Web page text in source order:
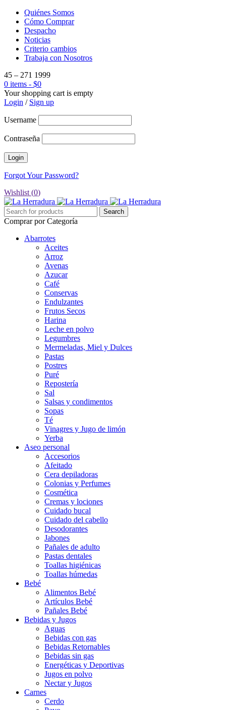
Quiénes Somos
Cómo Comprar
Despacho
Noticias
Criterio cambios
Trabaja con Nosotros
45 – 271 1999
0 items - $0
Your shopping cart is empty
Login / Sign up
Username
Contraseña
Forgot Your Password?
Wishlist (0)
Comprar por Categoría
Abarrotes
Aceites
Arroz
Avenas
Azucar
Café
Conservas
Endulzantes
Frutos Secos
Harina
Leche en polvo
Legumbres
Mermeladas, Miel y Dulces
Pastas
Postres
Puré
Repostería
Sal
Salsas y condimentos
Sopas
Té
Vinagres y Jugo de limón
Yerba
Aseo personal
Accesorios
Afeitado
Cera depiladoras
Colonias y Perfumes
Cosmética
Cremas y lociones
Cuidado bucal
Cuidado del cabello
Desodorantes
Jabones
Pañales de adulto
Pastas dentales
Toallas higiénicas
Toallas húmedas
Bebé
Alimentos Bebé
Artículos Bebé
Pañales Bebé
Bebidas y Jugos
Aguas
Bebidas con gas
Bebidas Retornables
Bebidas sin gas
Energéticas y Deportivas
Jugos en polvo
Nectar y Jugos
Carnes
Cerdo